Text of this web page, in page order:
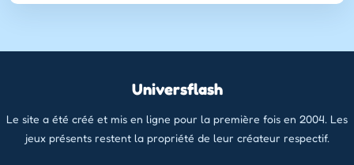
Universflash
Le site a été créé et mis en ligne pour la première fois en 2004. Les
jeux présents restent la propriété de leur créateur respectif.